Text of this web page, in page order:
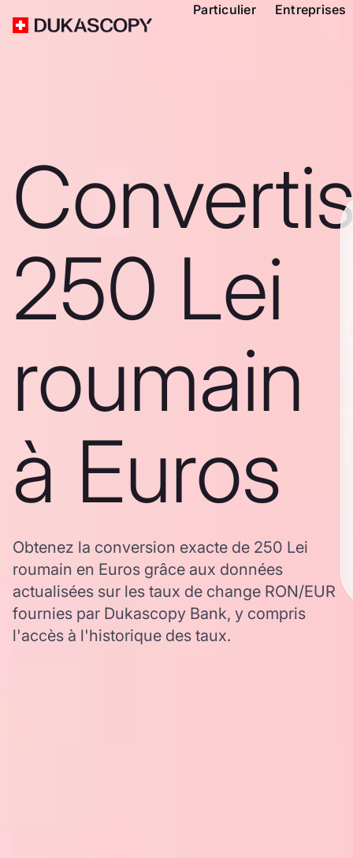
Particulier Entreprises
250 Lei
roumain
à Euros
Obtenez la conversion exacte de 250 Lei
roumain en Euros grâce aux données
actualisées sur les taux de change RON/EUR
fournies par Dukascopy Bank, y compris
l'accès à l'historique des taux.